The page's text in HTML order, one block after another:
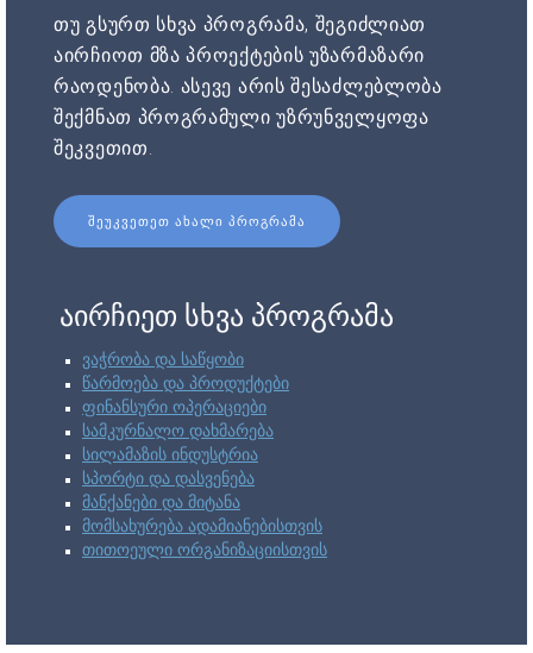
თუ გსურთ სხვა პროგრამა, შეგიძლიათ
აირჩიოთ მზა პროექტების უზარმაზარი
რაოდენობა. ასევე არის შესაძლებლობა
შექმნათ პროგრამული უზრუნველყოფა
შეკვეთით.
ᲨᲔᲣᲙᲕᲔᲗᲔᲗ ᲐᲮᲐᲚᲘ ᲞᲠᲝᲒᲠᲐᲛᲐ
აირჩიეთ სხვა პროგრამა
ვაჭრობა და საწყობი
წარმოება და პროდუქტები
ფინანსური ოპერაციები
სამკურნალო დახმარება
სილამაზის ინდუსტრია
სპორტი და დასვენება
მანქანები და მიტანა
მომსახურება ადამიანებისთვის
თითოეული ორგანიზაციისთვის